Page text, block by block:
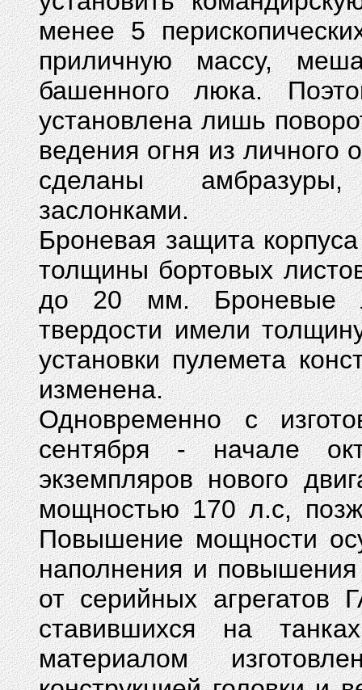
менее 5
приличную массу,
башенного люка.
установлена лишь
ведения огня из
сделаны
заслонками.
Броневая защита
толщины бортовых
до 20 мм. Броневые
твердости имели
установки пулемета
изменена.
Одновременно с
сентября - начале
экземпляров нового
мощностью 170 л.с,
Повышение мощности
наполнения и
от серийных агрегатов
ставившихся на
материалом